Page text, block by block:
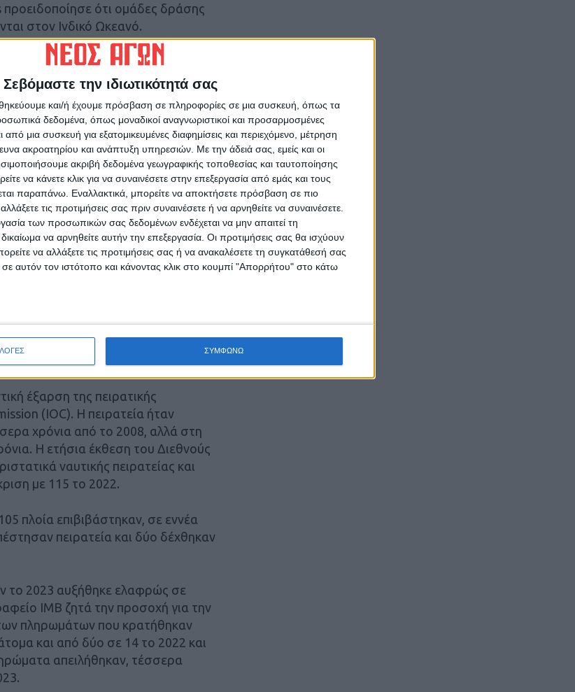
Σεβόμαστε την ιδιωτικότητά σας
και/ή έχουμε πρόσβαση σε πληροφορίες σε μια συσκευή, όπως τα
δεδομένα, όπως μοναδικοί αναγνωριστικοί και προσαρμοσμένες
μια συσκευή για εξατομικευμένες διαφημίσεις και περιεχόμενο, μέτρηση
ακροατηρίου και ανάπτυξη υπηρεσιών. Με την άδειά σας, εμείς και οι
ακριβή δεδομένα γεωγραφικής τοποθεσίας και ταυτοποίησης
να κάνετε κλικ για να συναινέσετε στην επεξεργασία από εμάς και τους
παραπάνω. Εναλλακτικά, μπορείτε να αποκτήσετε πρόσβαση σε πιο
τις προτιμήσεις σας πριν συναινέσετε ή να αρνηθείτε να συναινέσετε.
των προσωπικών σας δεδομένων ενδέχεται να μην απαιτεί τη
να αρνηθείτε αυτήν την επεξεργασία. Οι προτιμήσεις σας θα ισχύουν
να αλλάξετε τις προτιμήσεις σας ή να ανακαλέσετε τη συγκατάθεσή σας
αυτόν τον ιστότοπο και κάνοντας κλικ στο κουμπί "Απορρήτου" στο κάτω
ΣΥΜΦΩΝΩ
ότι ομάδες δράσης
στον Ινδικό Ωκεανό.
(United Kingdom Marine Trade
ναυτικού) ανέφερε ότι ένα σκάφος
70 ναυτικά μίλια βορειοδυτικά του
καλάσνικοφ και κανένας δεν
από το πλοίο, αλλά
δύο προειδοποιητικές βολές.
ότι η έκβαση της υπόθεσης του
πειρατείας, καθώς θα χρησιμεύσει
παραμένει κερδοφόρο. Πάντως η
ναυτική παρουσία στην περιοχή
επιθέσεις των Χούθι από την
του ‘Αντεν και τη νότια Ερυθρά
από τα Ηνωμένα Έθνη ομάδα για
εκτάκτως ο ΟΗΕ
έξαρση της πειρατικής
(IOC). Η πειρατεία ήταν
χρόνια από το 2008, αλλά στη
Η ετήσια έκθεση του Διεθνούς
ναυτικής πειρατείας και
με 115 το 2022.
πλοία επιβιβάστηκαν, σε εννέα
πειρατεία και δύο δέχθηκαν
το 2023 αυξήθηκε ελαφρώς σε
IMB ζητά την προσοχή για την
πληρωμάτων που κρατήθηκαν
και από δύο σε 14 το 2022 και
απειλήθηκαν, τέσσερα